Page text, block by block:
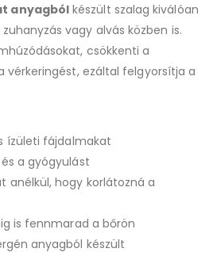
anyagbólkészült szalag kiválóan
vagy alvás közben is.
csökkenti a
vérkeringést, ezáltal felgyorsítja a
ízületi fájdalmakat
a gyógyulást
anélkül, hogy korlátozná a
is fennmarad a bőrön
anyagból készült